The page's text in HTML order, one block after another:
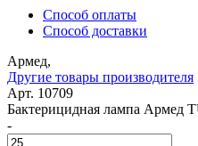
Способ оплаты
Способ доставки
Армед,
Другие товары производителя
Арт. 10709
Бактерицидная лампа Армед
-